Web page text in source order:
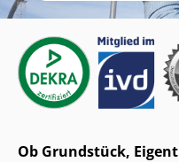
Ob Grundstück,